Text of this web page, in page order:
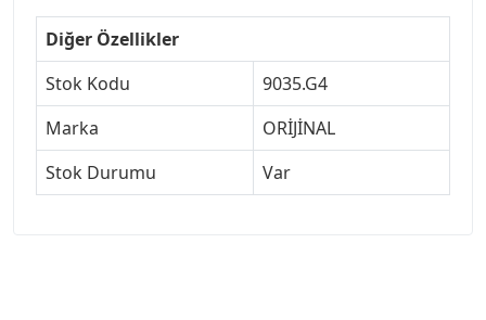
Diğer Özellikler
Stok Kodu
9035.G4
Marka
ORİJİNAL
Stok Durumu
Var